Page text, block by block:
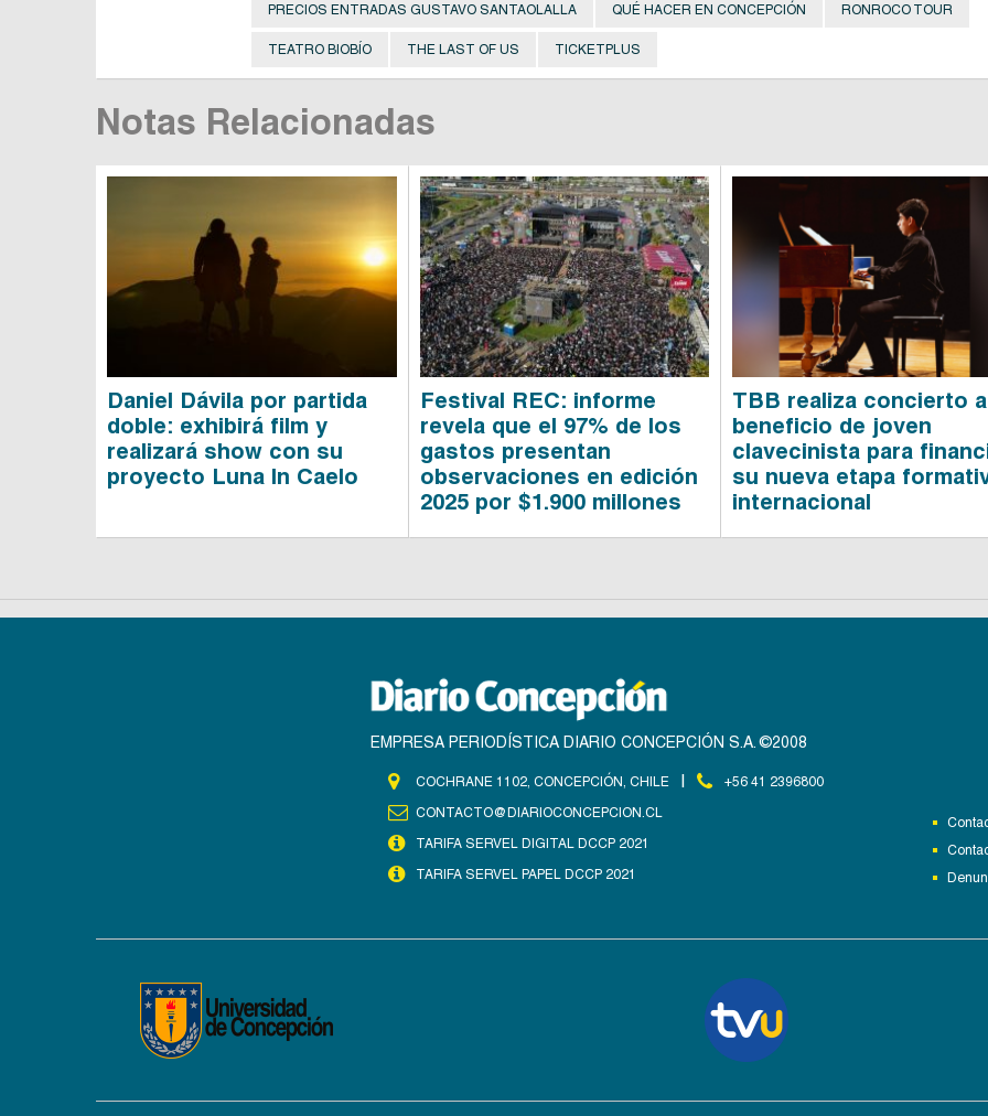
PRECIOS ENTRADAS GUSTAVO SANTAOLALLA QUÉ HACER EN CONCEPCIÓN RONROCO TOUR
TEATRO BIOBÍO THE LAST OF US TICKETPLUS
Notas Relacionadas
Daniel Dávila por partida
doble: exhibirá film y
realizará show con su
proyecto Luna In Caelo
Festival REC: informe
revela que el 97% de los
gastos presentan
observaciones en edición
2025 por $1.900 millones
TBB realiza concierto a
beneficio de joven
clavecinista para
su nueva etapa
internacional
EMPRESA PERIODÍSTICA DIARIO CONCEPCIÓN S.A. ©2008
COCHRANE 1102, CONCEPCIÓN, CHILE
+56 41 2396800
CONTACTO@DIARIOCONCEPCION.CL
TARIFA SERVEL DIGITAL DCCP 2021
TARIFA SERVEL PAPEL DCCP 2021